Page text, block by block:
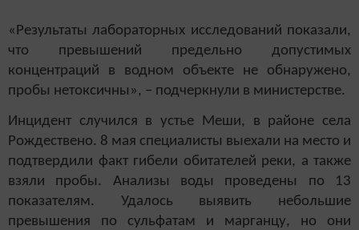
«Результаты лабораторных исследований показали,
что превышений предельно допустимых
концентраций в водном объекте не обнаружено,
пробы нетоксичны», – подчеркнули в министерстве.
Инцидент случился в устье Меши, в районе села
Рождествено. 8 мая специалисты выехали на место и
подтвердили факт гибели обитателей реки, а также
взяли пробы. Анализы воды проведены по 13
показателям. Удалось выявить небольшие
превышения по сульфатам и марганцу, но они